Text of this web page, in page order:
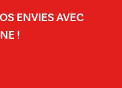
ENVIES AVEC
!